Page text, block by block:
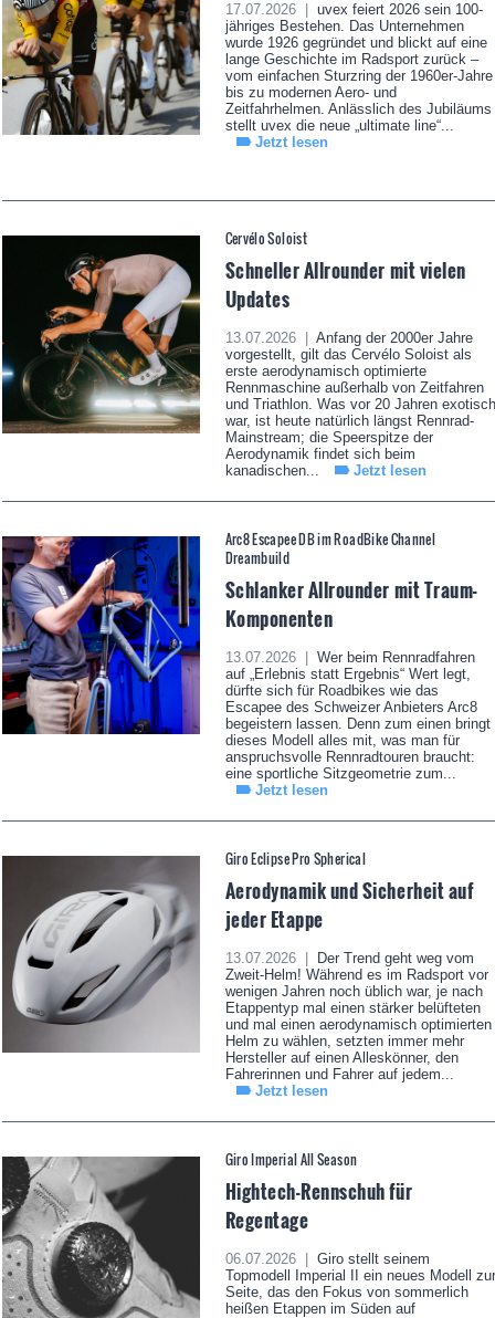
17.07.2026 |
uvex feiert 2026 sein 100-
jähriges Bestehen. Das Unternehmen
wurde 1926 gegründet und blickt auf eine
lange Geschichte im Radsport zurück –
vom einfachen Sturzring der 1960er-Jahre
bis zu modernen Aero- und
Zeitfahrhelmen. Anlässlich des Jubiläums
stellt uvex die neue „ultimate line“...
Jetzt lesen
Cervélo Soloist
Schneller Allrounder mit vielen
Updates
13.07.2026 |
Anfang der 2000er Jahre
vorgestellt, gilt das Cervélo Soloist als
erste aerodynamisch optimierte
Rennmaschine außerhalb von Zeitfahren
und Triathlon. Was vor 20 Jahren exotisch
war, ist heute natürlich längst Rennrad-
Mainstream; die Speerspitze der
Aerodynamik findet sich beim
kanadischen...
Jetzt lesen
Arc8 Escapee DB im RoadBike Channel
Dreambuild
Schlanker Allrounder mit Traum-
Komponenten
13.07.2026 |
Wer beim Rennradfahren
auf „Erlebnis statt Ergebnis“ Wert legt,
dürfte sich für Roadbikes wie das
Escapee des Schweizer Anbieters Arc8
begeistern lassen. Denn zum einen bringt
dieses Modell alles mit, was man für
anspruchsvolle Rennradtouren braucht:
eine sportliche Sitzgeometrie zum...
Jetzt lesen
Giro Eclipse Pro Spherical
Aerodynamik und Sicherheit auf
jeder Etappe
13.07.2026 |
Der Trend geht weg vom
Zweit-Helm! Während es im Radsport vor
wenigen Jahren noch üblich war, je nach
Etappentyp mal einen stärker belüfteten
und mal einen aerodynamisch optimierten
Helm zu wählen, setzten immer mehr
Hersteller auf einen Alleskönner, den
Fahrerinnen und Fahrer auf jedem...
Jetzt lesen
Giro Imperial All Season
Hightech-Rennschuh für
Regentage
06.07.2026 |
Giro stellt seinem
Topmodell Imperial II ein neues Modell zur
Seite, das den Fokus von sommerlich
heißen Etappen im Süden auf